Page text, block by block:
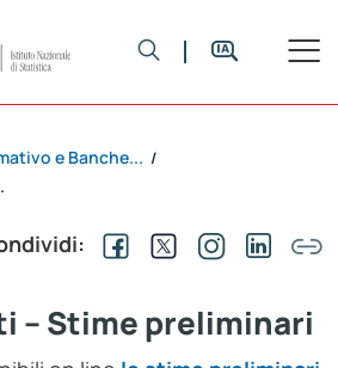
e Banche... /
– Stime preliminari